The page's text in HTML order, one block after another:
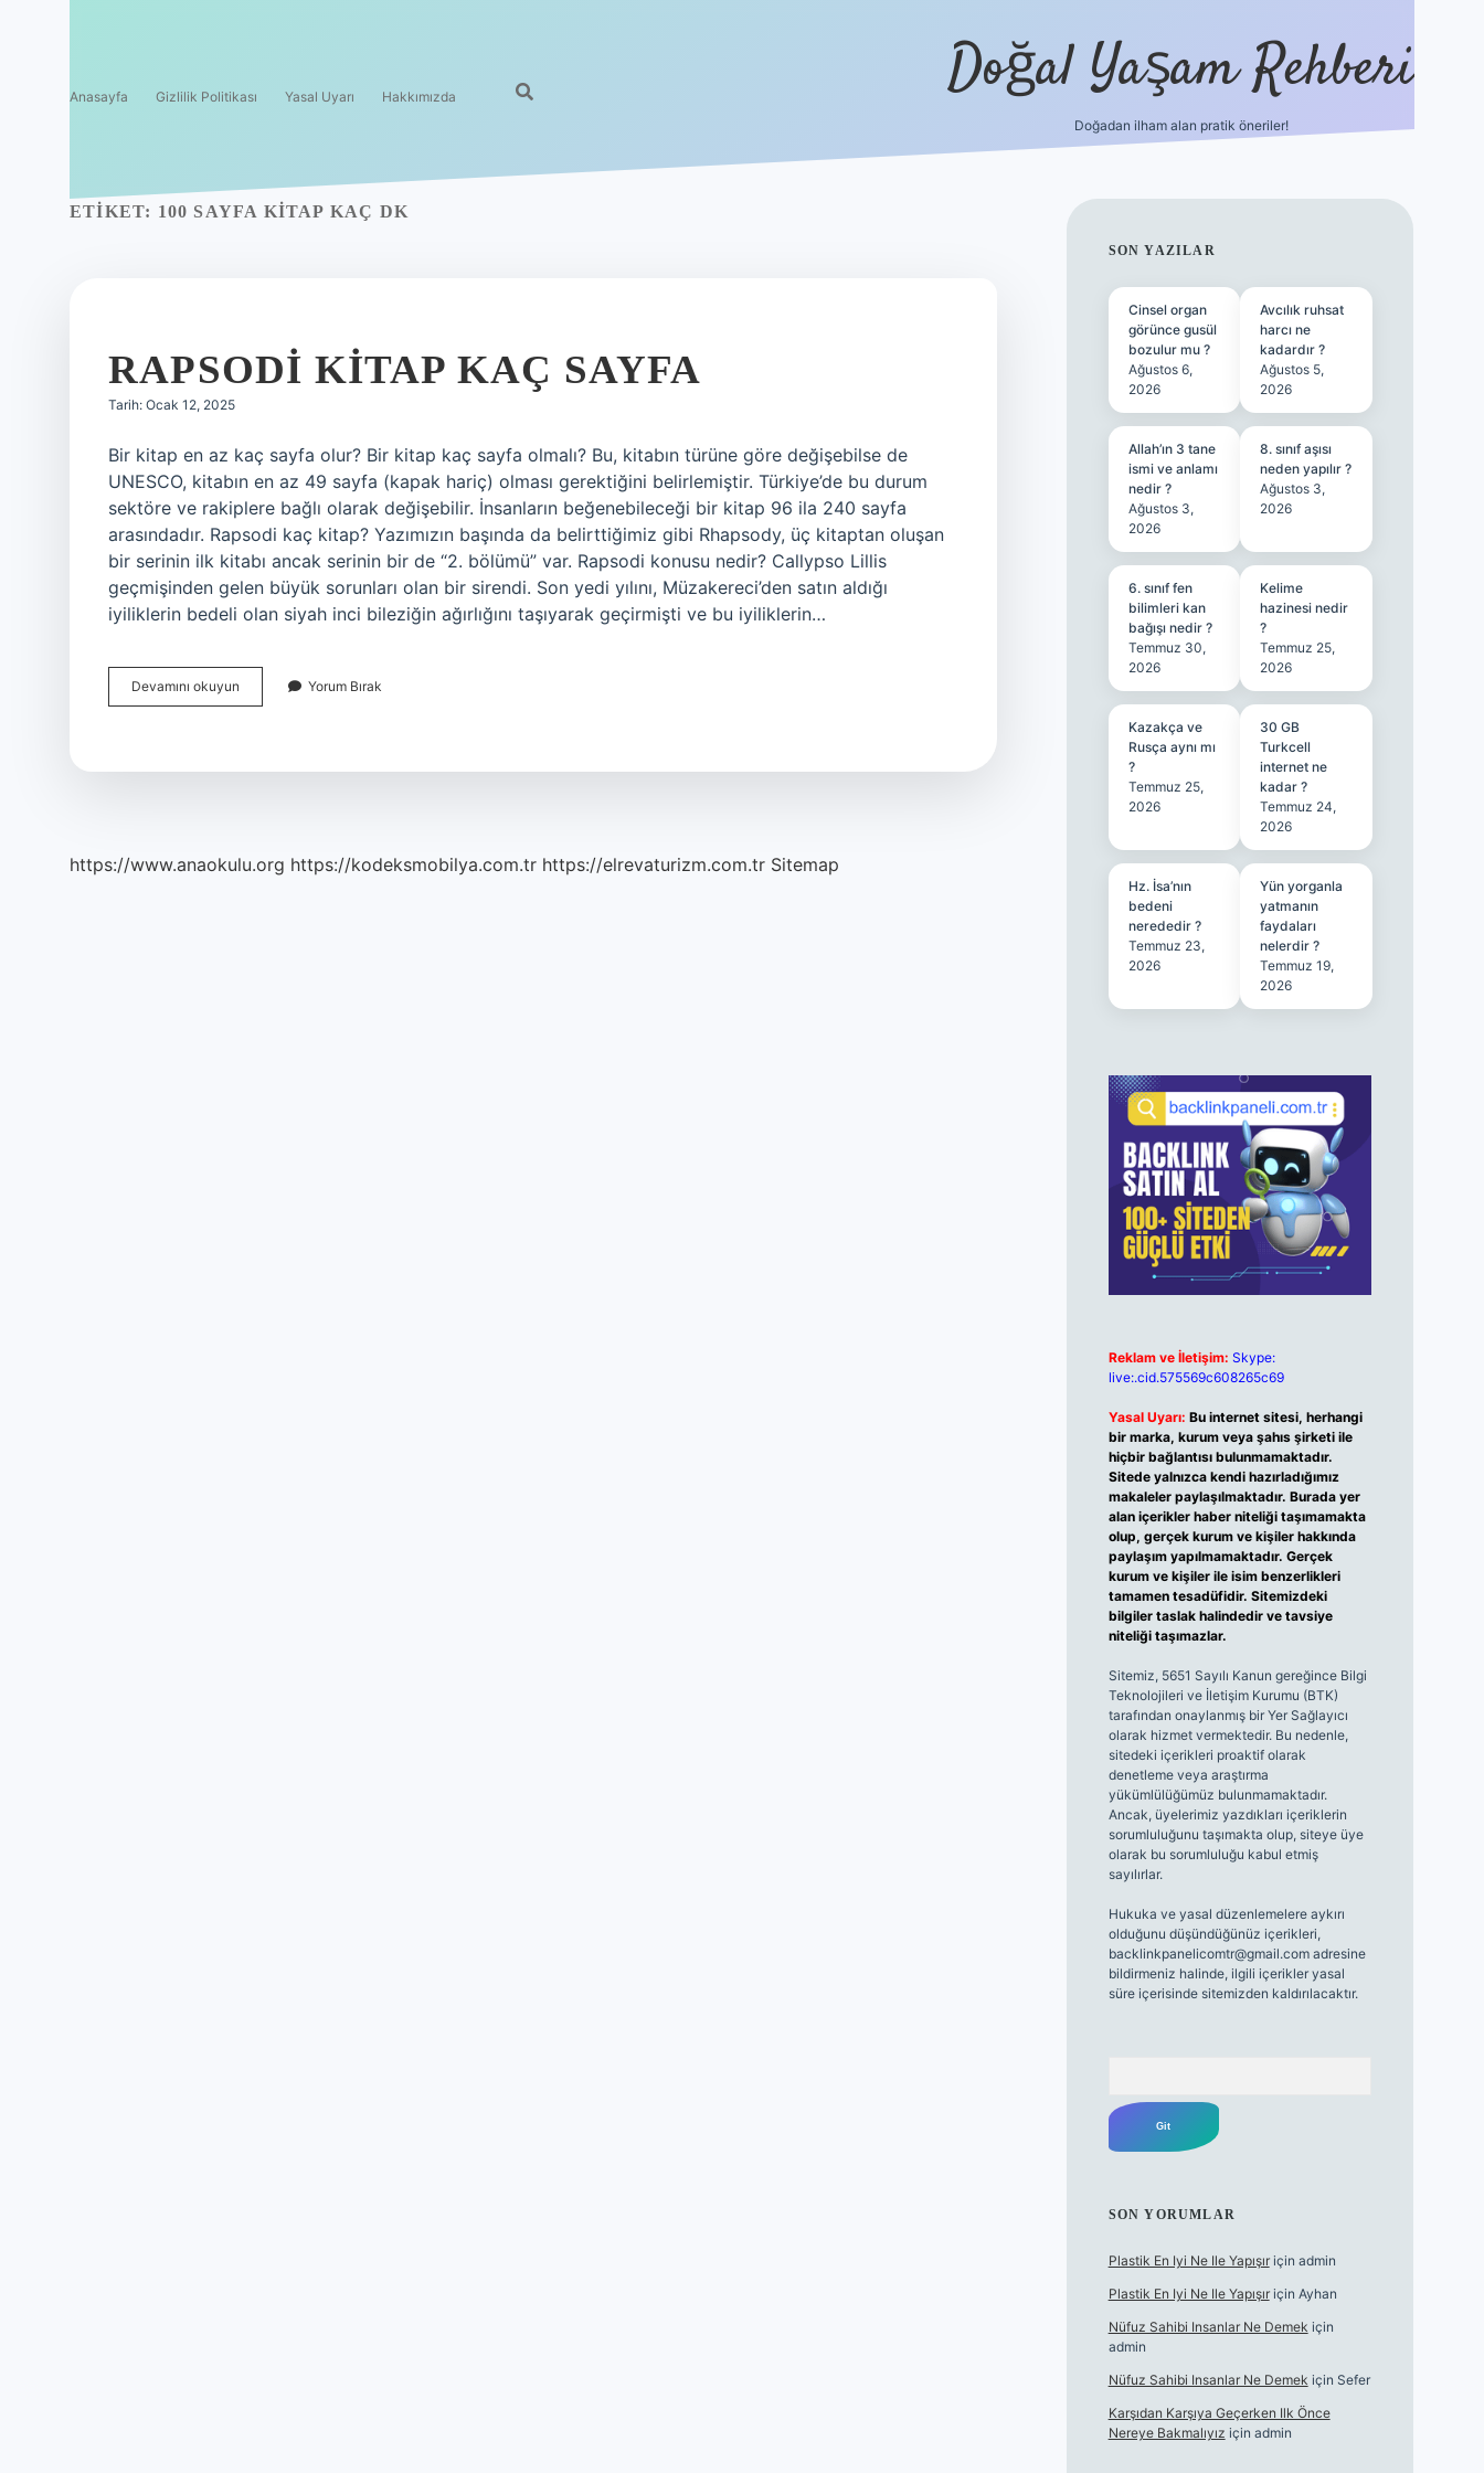
Anasayfa Gizlilik Politikası Yasal Uyarı Hakkımızda Doğal Yaşam Rehberi
Doğadan ilham alan pratik öneriler!
ETIKET: 100 SAYFA KITAP KAÇ DK
RAPSODI KITAP KAÇ SAYFA
Tarih: Ocak 12, 2025
Bir kitap en az kaç sayfa olur? Bir kitap kaç sayfa olmalı? Bu, kitabın türüne göre değişebilse de
UNESCO, kitabın en az 49 sayfa (kapak hariç) olması gerektiğini belirlemiştir. Türkiye’de bu durum
sektöre ve rakiplere bağlı olarak değişebilir. İnsanların beğenebileceği bir kitap 96 ila 240 sayfa
arasındadır. Rapsodi kaç kitap? Yazımızın başında da belirttiğimiz gibi Rhapsody, üç kitaptan oluşan
bir serinin ilk kitabı ancak serinin bir de “2. bölümü” var. Rapsodi konusu nedir? Callypso Lillis
geçmişinden gelen büyük sorunları olan bir sirendi. Son yedi yılını, Müzakereci’den satın aldığı
iyiliklerin bedeli olan siyah inci bileziğin ağırlığını taşıyarak geçirmişti ve bu iyiliklerin…
Devamını okuyun
Kitap
Yorum Bırak
https://www.anaokulu.org https://kodeksmobilya.com.tr https://elrevaturizm.com.tr Sitemap
SIDEBAR
SON YAZILAR
Cinsel organ
görünce gusül
bozulur mu ?
Ağustos 6,
2026
Avcılık ruhsat
harcı ne
kadardır ?
Ağustos 5,
2026
Allah’ın 3 tane
ismi ve anlamı
nedir ?
Ağustos 3,
2026
8. sınıf aşısı
neden yapılır ?
Ağustos 3,
2026
6. sınıf fen
bilimleri kan
bağışı nedir ?
Temmuz 30,
2026
Kelime
hazinesi nedir
?
Temmuz 25,
2026
Kazakça ve
Rusça aynı mı
?
Temmuz 25,
2026
30 GB
Turkcell
internet ne
kadar ?
Temmuz 24,
2026
Hz. İsa’nın
bedeni
nerededir ?
Temmuz 23,
2026
Yün yorganla
yatmanın
faydaları
nelerdir ?
Temmuz 19,
2026
Reklam ve İletişim: Skype:
live:.cid.575569c608265c69
Yasal Uyarı: Bu internet sitesi, herhangi
bir marka, kurum veya şahıs şirketi ile
hiçbir bağlantısı bulunmamaktadır.
Sitede yalnızca kendi hazırladığımız
makaleler paylaşılmaktadır. Burada yer
alan içerikler haber niteliği taşımamakta
olup, gerçek kurum ve kişiler hakkında
paylaşım yapılmamaktadır. Gerçek
kurum ve kişiler ile isim benzerlikleri
tamamen tesadüfidir. Sitemizdeki
bilgiler taslak halindedir ve tavsiye
niteliği taşımazlar.
Sitemiz, 5651 Sayılı Kanun gereğince Bilgi
Teknolojileri ve İletişim Kurumu (BTK)
tarafından onaylanmış bir Yer Sağlayıcı
olarak hizmet vermektedir. Bu nedenle,
sitedeki içerikleri proaktif olarak
denetleme veya araştırma
yükümlülüğümüz bulunmamaktadır.
Ancak, üyelerimiz yazdıkları içeriklerin
sorumluluğunu taşımakta olup, siteye üye
olarak bu sorumluluğu kabul etmiş
sayılırlar.
Hukuka ve yasal düzenlemelere aykırı
olduğunu düşündüğünüz içerikleri,
backlinkpanelicomtr@gmail.comadresine
bildirmeniz halinde, ilgili içerikler yasal
süre içerisinde sitemizden kaldırılacaktır.
SON YORUMLAR
Plastik En Iyi Ne Ile Yapışıriçin admin
Plastik En Iyi Ne Ile Yapışıriçin Ayhan
Nüfuz Sahibi Insanlar Ne Demek için
admin
Nüfuz Sahibi Insanlar Ne Demek için Sefer
Karşıdan Karşıya Geçerken Ilk Önce
Nereye Bakmalıyız için admin
tulipbet.online